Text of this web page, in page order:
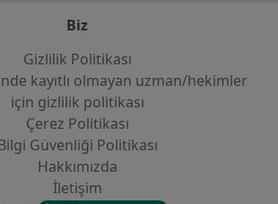
Biz
Gizlilik Politikası
kayıtlı olmayan uzman/hekimler
i̇çin gizlilik politikası
Çerez Politikası
Güvenliği Politikası
Hakkımızda
İletişim